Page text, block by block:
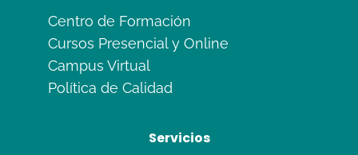
Centro de Formación
Cursos Presencial y Online
Campus Virtual
Política de Calidad
Servicios